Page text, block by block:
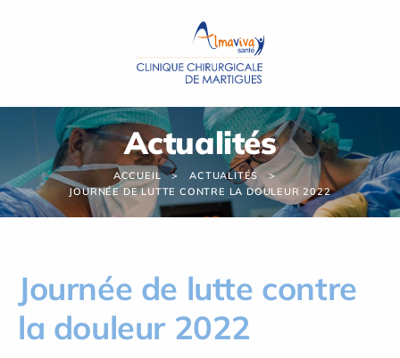
Actualités
ACCUEIL
ACTUALITÉS
JOURNÉE DE LUTTE CONTRE LA DOULEUR 2022
Journée de lutte contre
la douleur 2022